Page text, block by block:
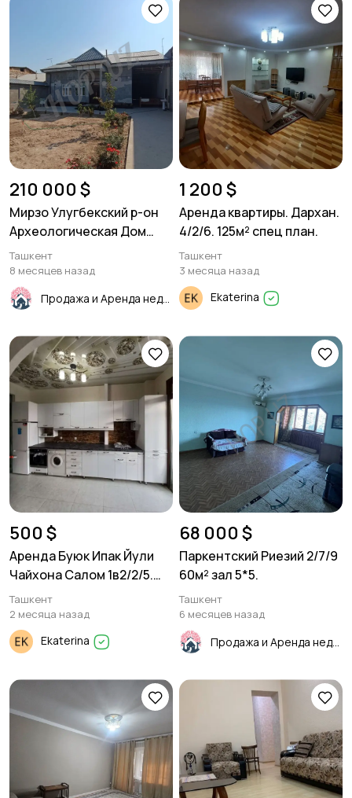
210 000 $
Мирзо Улугбекский р-он
Археологическая Дом
120м²
Ташкент
8 месяцев назад
1 200 $
Аренда квартиры. Дархан.
4/2/6. 125м² спец план.
Ташкент
3 месяца назад
Ekaterina
500 $
Аренда Буюк Ипак Йули
Чайхона Салом 1в2/2/5.
38м2
Ташкент
2 месяца назад
Ekaterina
68 000 $
Паркентский Риезий 2/7/9
60м² зал 5*5.
Ташкент
6 месяцев назад